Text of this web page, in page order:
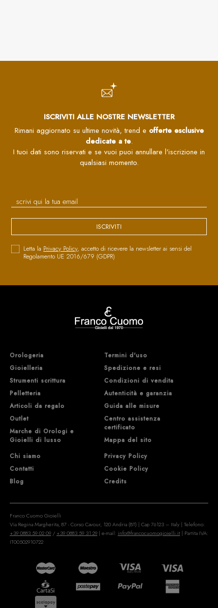
ISCRIVITI ALLE NOSTRE NEWSLETTER
Rimani aggiornato su ultime novità, trend e offerte esclusive
dedicate a te.
I tuoi dati sono riservati e se vuoi puoi annullare l'iscrizione in
qualsiasi momento.
ISCRIVITI
Letta la Privacy Policy, accetto di ricevere la newsletter ai sensi del
Regolamento UE 2016/679 (GDPR)
Orologeria
Gioielleria
Strumenti scrittura
Pelletteria
Articoli da regalo
Outlet
Marche di Orologi e
Gioielli di lusso
Chi siamo
Contatti
Blog
Termini d'uso
Spedizione e resi
Condizioni di vendita
Autenticità e garanzia
Guida alle misure
Centro assistenza
certificato
Mappa del sito
Privacy Policy
Cookie Policy
Credits
Franco Cuomo Gioielli
Via Regina Margherita, 87 - Corso Cavour, 120 Andria (BT) | Cap 76123 – Italy | Telefono:
+39 0883 59 02 09 / +39 0883 59 31 29 | e-mail: info@francocuomogioielli.it | Partita IVA:
IT00502910722